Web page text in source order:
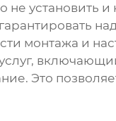
установить и
монтажа и
Это